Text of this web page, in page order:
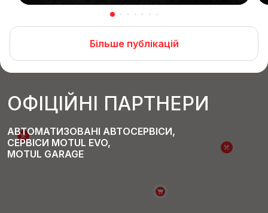
Більше публікацій
ОФІЦІЙНІ ПАРТНЕРИ
АВТОМАТИЗОВАНІ АВТОСЕРВІСИ,
СЕРВІСИ MOTUL EVO,
MOTUL GARAGE